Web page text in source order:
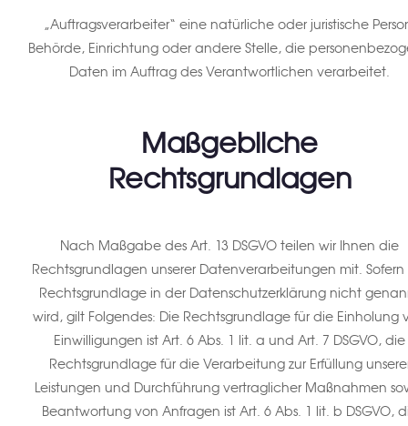
„Auftragsverarbeiter“ eine natürliche oder juristische
Behörde, Einrichtung oder andere Stelle, die
Daten im Auftrag des Verantwortlichen verarbeitet.
Maßgebliche
Rechtsgrundlagen
Nach Maßgabe des Art. 13 DSGVO teilen wir Ihnen die
Rechtsgrundlagen unserer Datenverarbeitungen mit. Sofern
Rechtsgrundlage in der Datenschutzerklärung nicht
wird, gilt Folgendes: Die Rechtsgrundlage für die Einholung
Einwilligungen ist Art. 6 Abs. 1 lit. a und Art. 7 DSGVO, die
Rechtsgrundlage für die Verarbeitung zur Erfüllung
Leistungen und Durchführung vertraglicher Maßnahmen
Beantwortung von Anfragen ist Art. 6 Abs. 1 lit. b DSGVO,